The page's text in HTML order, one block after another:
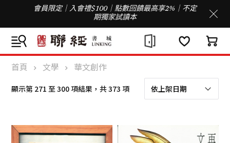
會員限定｜入會禮$100｜點數回饋最高享2%｜不定
期獨家試讀本
首頁 文學 華文創作
顯示第 271 至 300 項結果，共 373 項依
最